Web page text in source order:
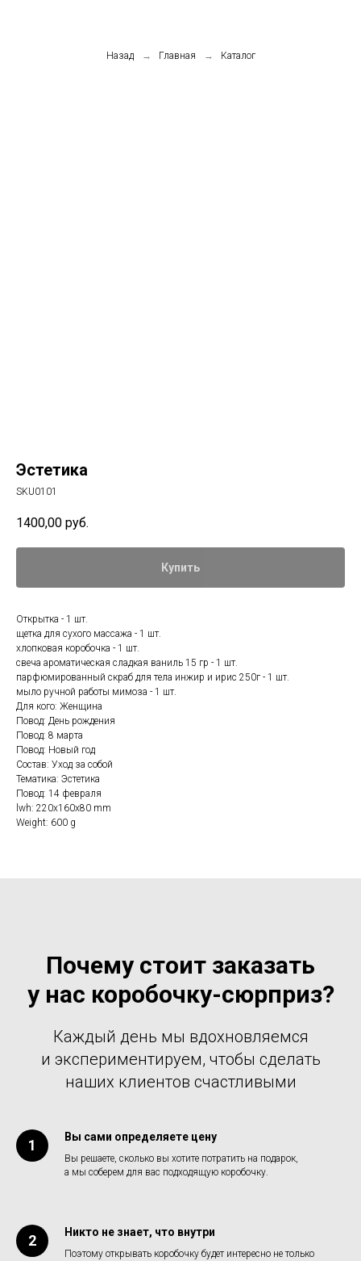
Назад → Главная → Каталог
Эстетика
SKU0101
1400,00 руб.
Купить
Открытка - 1 шт.
щетка для сухого массажа - 1 шт.
хлопковая коробочка - 1 шт.
свеча ароматическая сладкая ваниль 15 гр - 1 шт.
парфюмированный скраб для тела инжир и ирис 250г - 1 шт.
мыло ручной работы мимоза - 1 шт.
Для кого: Женщина
Повод: День рождения
Повод: 8 марта
Повод: Новый год
Состав: Уход за собой
Тематика: Эстетика
Повод: 14 февраля
lwh: 220x160x80 mm
Weight: 600 g
Почему стоит заказать
у нас коробочку-сюрприз?
Каждый день мы вдохновляемся
и экспериментируем, чтобы сделать
наших клиентов счастливыми
Вы сами определяете цену
Вы решаете, сколько вы хотите потратить на подарок,
а мы соберем для вас подходящую коробочку.
Никто не знает, что внутри
Поэтому открывать коробочку будет интересно не только